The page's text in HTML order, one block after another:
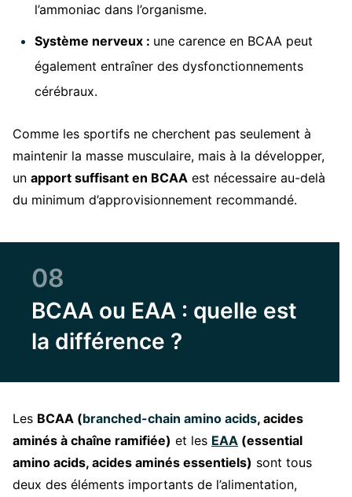
l’ammoniac dans l’organisme.
Système nerveux : une carence en BCAA peut
également entraîner des dysfonctionnements
cérébraux.
Comme les sportifs ne cherchent pas seulement à
maintenir la masse musculaire, mais à la développer,
un apport suffisant en BCAA est nécessaire au-delà
du minimum d’approvisionnement recommandé.
08
BCAA ou EAA : quelle est
la différence ?
Les BCAA (branched-chain amino acids, acides
aminés à chaîne ramifiée) et les EAA (essential
amino acids, acides aminés essentiels) sont tous
deux des éléments importants de l’alimentation,